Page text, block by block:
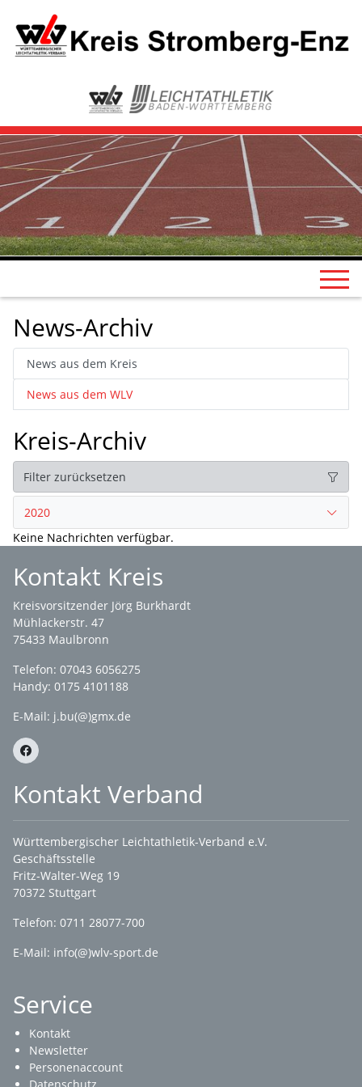
News-Archiv
News aus dem Kreis
News aus dem WLV
Kreis-Archiv
Filter zurücksetzen
2020
Keine Nachrichten verfügbar.
Kontakt Kreis
Kreisvorsitzender Jörg Burkhardt
Mühlackerstr. 47
75433 Maulbronn
Telefon: 07043 6056275
Handy: 0175 4101188
E-Mail: j.bu(@)gmx.de
Kontakt Verband
Württembergischer Leichtathletik-Verband e.V.
Geschäftsstelle
Fritz-Walter-Weg 19
70372 Stuttgart
Telefon: 0711 28077-700
E-Mail: info(@)wlv-sport.de
Service
Kontakt
Newsletter
Personenaccount